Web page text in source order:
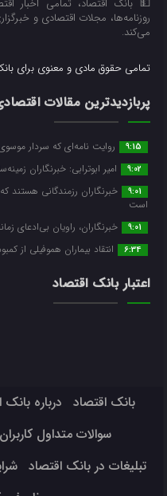
💵 بانک اقتصاد، تمامی اخبار
روزنامه‌ها، مجلات اقتصادی و
می‌کند.
تمامی حقوق مادی و معنوی برای
پربازدیدترین مقالات
9:15 روایت نامه‌ای که سردار موسوی
9:02 امیر ابوترابی: خبرنگاران
9:01
خبرنگاران رزمندگانی هستند
است
9:01 خبرنگاران، راویان بی‌ادعای
6:34 انتقاد بیماران هموفیلی از
اعتبار بانک اقتصاد
بانک اقتصاد درباره بانک
سوالات متداول کاربران
تبلیغات در بانک اقتصاد